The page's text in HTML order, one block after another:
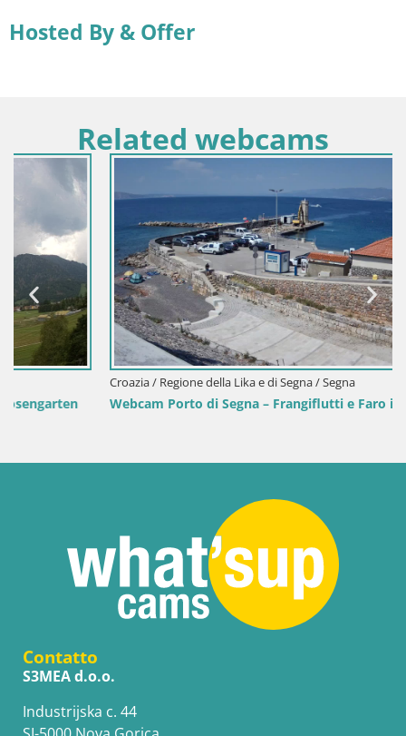
Hosted By & Offer
Related webcams
Croazia / Regione della Lika e di Segna / Segna
Webcam Porto di Segna – Frangiflutti e Faro in diretta
Contatto
S3MEA d.o.o.
Industrijska c. 44